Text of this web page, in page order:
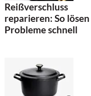
Reißverschluss
reparieren: So lösen
Probleme schnell